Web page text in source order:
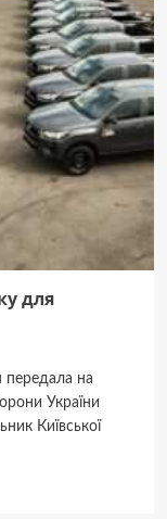
для
передала на
України
Київської